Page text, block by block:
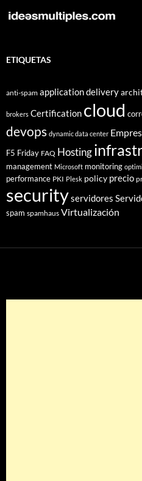
ETIQUETAS
anti-spam application delivery
brokers Certification cloud
devops dynamic data center
F5 Friday FAQ Hosting
management Microsoft monitoring
performance PKI Plesk policy precio
securityservidores
spam spamhaus Virtualización